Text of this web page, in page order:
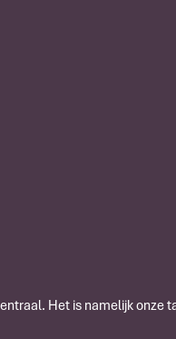
Het is namelijk onze